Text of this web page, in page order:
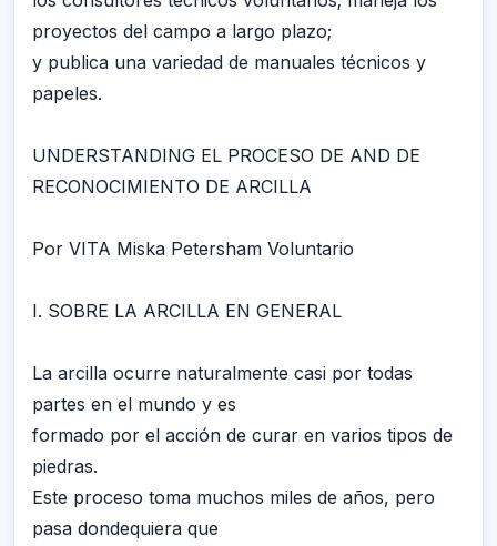
proyectos del campo a largo plazo;
y publica una variedad de manuales técnicos y
papeles.
UNDERSTANDING EL PROCESO DE AND DE
RECONOCIMIENTO DE ARCILLA
Por VITA Miska Petersham Voluntario
I. SOBRE LA ARCILLA EN GENERAL
La arcilla ocurre naturalmente casi por todas
partes en el mundo y es
formado por el acción de curar en varios tipos de
piedras.
Este proceso toma muchos miles de años, pero
pasa dondequiera que